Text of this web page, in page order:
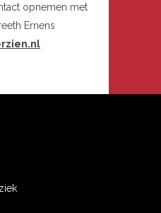
opnemen met
Ernens